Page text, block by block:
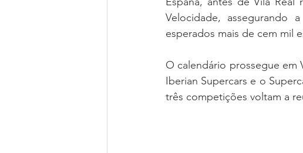
Velocidade, assegurando
esperados mais de cem mil
O calendário prossegue em
Iberian Supercars e o
três competições voltam a